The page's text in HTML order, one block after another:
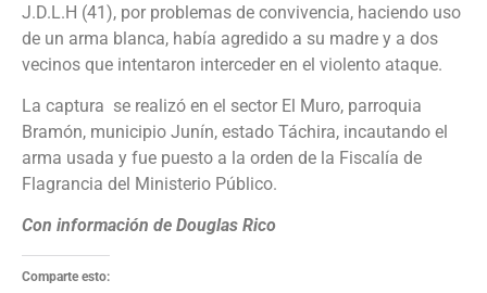
J.D.L.H (41), por problemas de convivencia, haciendo uso
de un arma blanca, había agredido a su madre y a dos
vecinos que intentaron interceder en el violento ataque.
La captura se realizó en el sector El Muro, parroquia
Bramón, municipio Junín, estado Táchira, incautando el
arma usada y fue puesto a la orden de la Fiscalía de
Flagrancia del Ministerio Público.
Con información de Douglas Rico
Comparte esto: